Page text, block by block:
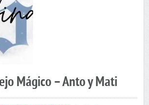
Mágico – Anto y Mati